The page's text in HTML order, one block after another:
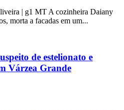
| g1 MT A cozinheira Daiany
morta a facadas em um...
de estelionato e
Várzea Grande